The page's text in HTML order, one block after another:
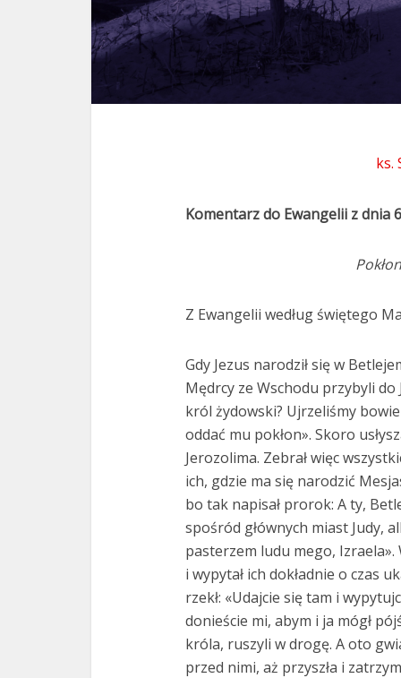
ks.
Komentarz do Ewangelii z dnia
Z Ewangelii według świętego
Gdy Jezus narodził się w
Mędrcy ze Wschodu przybyli
król żydowski? Ujrzeliśmy
oddać mu pokłon». Skoro
Jerozolima. Zebrał więc
ich, gdzie ma się narodzić
bo tak napisał prorok: A ty,
spośród głównych miast Judy,
pasterzem ludu mego,
i wypytał ich dokładnie o czas
rzekł: «Udajcie się tam i
donieście mi, abym i ja mógł
króla, ruszyli w drogę. A oto
przed nimi, aż przyszła i